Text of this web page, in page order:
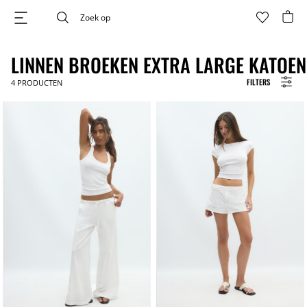
FILTERS
LINNEN BROEKEN EXTRA LARGE KATOEN
4 PRODUCTEN